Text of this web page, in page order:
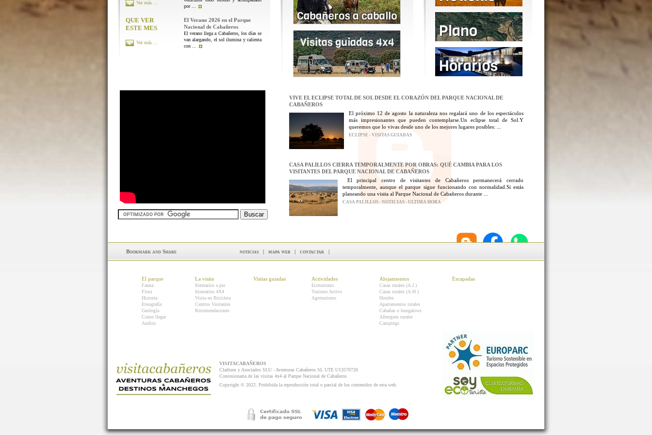
por ...
Ver más ...
QUE VER
ESTE MES
El Verano 2026 en el Parque
Nacional de Cabañeros
El verano llega a Cabañeros, los días se
van alargando, el sol ilumina y calienta
con ...
Ver más ...
VIVE EL ECLIPSE TOTAL DE SOL DESDE EL CORAZÓN DEL PARQUE NACIONAL DE
CABAÑEROS
El próximo 12 de agosto la naturaleza nos regalará uno de los espectáculos
más impresionantes que pueden contemplarse.Un eclipse total de Sol.Y
queremos que lo vivas desde uno de los mejores lugares posibles: ...
ECLIPSE - VISITAS GUIADAS
CASA PALILLOS CIERRA TEMPORALMENTE POR OBRAS: QUÉ CAMBIA PARA LOS
VISITANTES DEL PARQUE NACIONAL DE CABAÑEROS
El principal centro de visitantes de Cabañeros permanecerá cerrado
temporalmente, aunque el parque sigue funcionando con normalidad.Si estás
planeando una visita al Parque Nacional de Cabañeros durante ...
CASA PALILLOS - NOTICIAS - ULTIMA HORA
noticias | mapa web | contactar |
El parque
Fauna
Flora
Historia
Etnografía
Geología
Como llegar
Audios
La visita
Itinerarios a pie
Itinerarios 4X4
Visita en Bicicleta
Centros Visitantes
Recomendaciones
Visitas guiadas Actividades
Ecoturismo
Turismo Activo
Agroturismo
Alojamientos
Casas rurales (A.I.)
Casas rurales (A.H.)
Hoteles
Apartamentos rurales
Cabañas o bungalows
Albergues rurales
Campings
Escapadas
VISITACABAÑEROS
Cladium y Asociados SLU - Aventuras Cabañeros SL UTE U13570726
Concesionaria de las visitas 4x4 al Parque Nacional de Cabañeros
Copyright © 2022. Prohibida la reproducción total o parcial de los contenidos de esta web.